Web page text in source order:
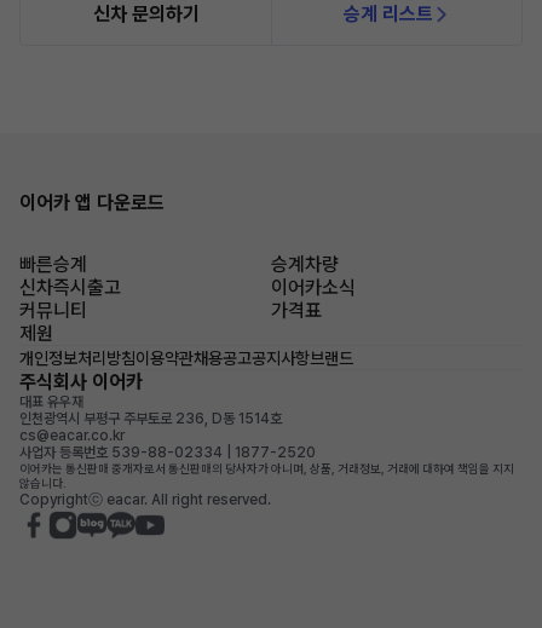
신차 문의하기 승계 리스트
이어카 앱 다운로드
빠른승계
승계차량
신차즉시출고
이어카소식
커뮤니티
가격표
제원
개인정보처리방침이용약관채용공고공지사항브랜드
주식회사 이어카
대표 유우재
인천광역시 부평구 주부토로 236, D동 1514호
cs@eacar.co.kr
사업자 등록번호 539-88-02334 | 1877-2520
이어카는 통신판매 중개자로서 통신판매의 당사자가 아니며, 상품, 거래정보, 거래에 대하여 책임을 지지
않습니다.
Copyrightⓒ eacar. All right reserved.